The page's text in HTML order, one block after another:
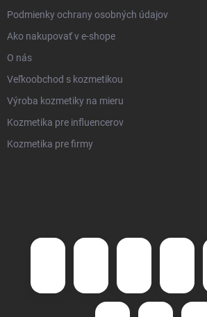
Podmienky ochrany osobných údajov
Ako nakupovať v e-shope
O nás
Veľkoobchod s kozmetikou
Výroba kozmetiky na mieru
Kozmetika pre influencerov
Kozmetika pre firmy